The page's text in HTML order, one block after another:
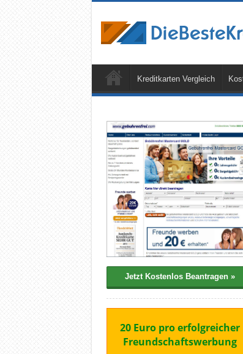
Kreditkarten Vergleich
20 Euro pro erfolgreicher
Freundschaftswerbung